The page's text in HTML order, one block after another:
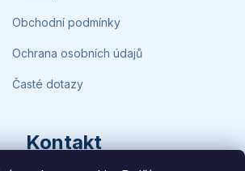
Obchodní podmínky
Ochrana osobních údajů
Časté dotazy
Kontakt